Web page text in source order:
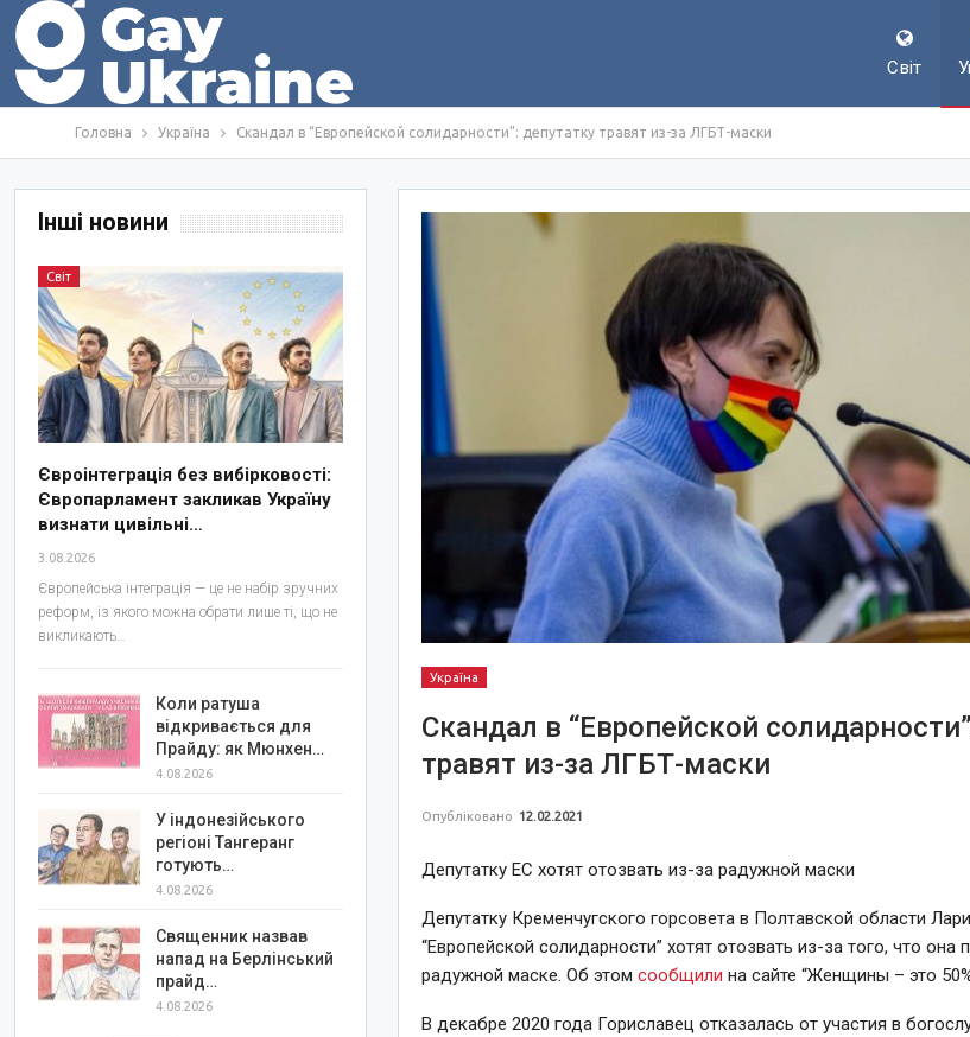
Світ
Головна Україна Скандал в “Европейской солидарности”: депутатку травят из-за ЛГБТ-маски
Україна
Скандал в “Европейской
травят из-за ЛГБТ-маски
Опубліковано 12.02.2021
Депутатку ЕС хотят отозвать из-за радужной маски
Депутатку Кременчугского горсовета в Полтавской области
“Европейской солидарности” хотят отозвать из-за того, что она
радужной маске. Об этомсообщили на сайте “Женщины – это
В декабре 2020 года Гориславец отказалась от участия в
Інші новини
Світ
Євроінтеграція без вибірковості:
Європарламент закликав Україну
визнати цивільні…
3.08.2026
Європейська інтеграція — це не набір зручних
реформ, із якого можна обрати лише ті, що не
викликають…
Коли ратуша
відкривається для
Прайду: як Мюнхен…
4.08.2026
У індонезійського
регіоні Тангеранг
готують…
4.08.2026
Священник назвав
напад на Берлінський
прайд…
4.08.2026